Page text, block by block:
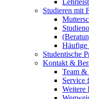
Studieren mit
Häufige
Studentische
Kontakt &
Team &
Service
Weitere